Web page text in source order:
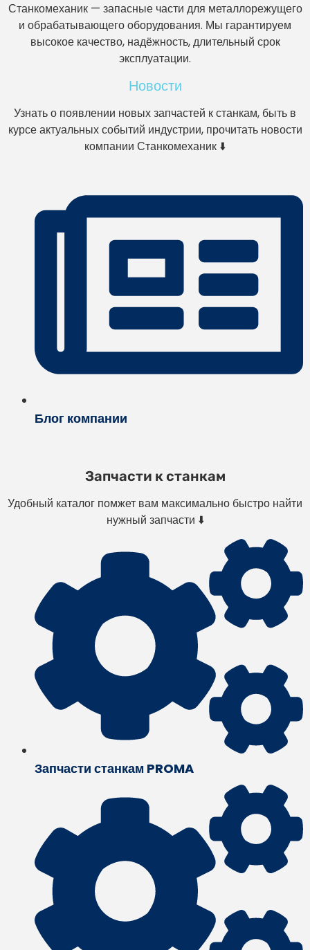
Станкомеханик — запасные части для металлорежущего
и обрабатывающего оборудования. Мы гарантируем
высокое качество, надёжность, длительный срок
эксплуатации.
Новости
Узнать о появлении новых запчастей к станкам, быть в
курсе актуальных событий индустрии, прочитать новости
компании Станкомеханик ⬇️
Блог компании
Запчасти к станкам
Удобный каталог помжет вам максимально быстро найти
нужный запчасти ⬇️
Запчасти станкам PROMA